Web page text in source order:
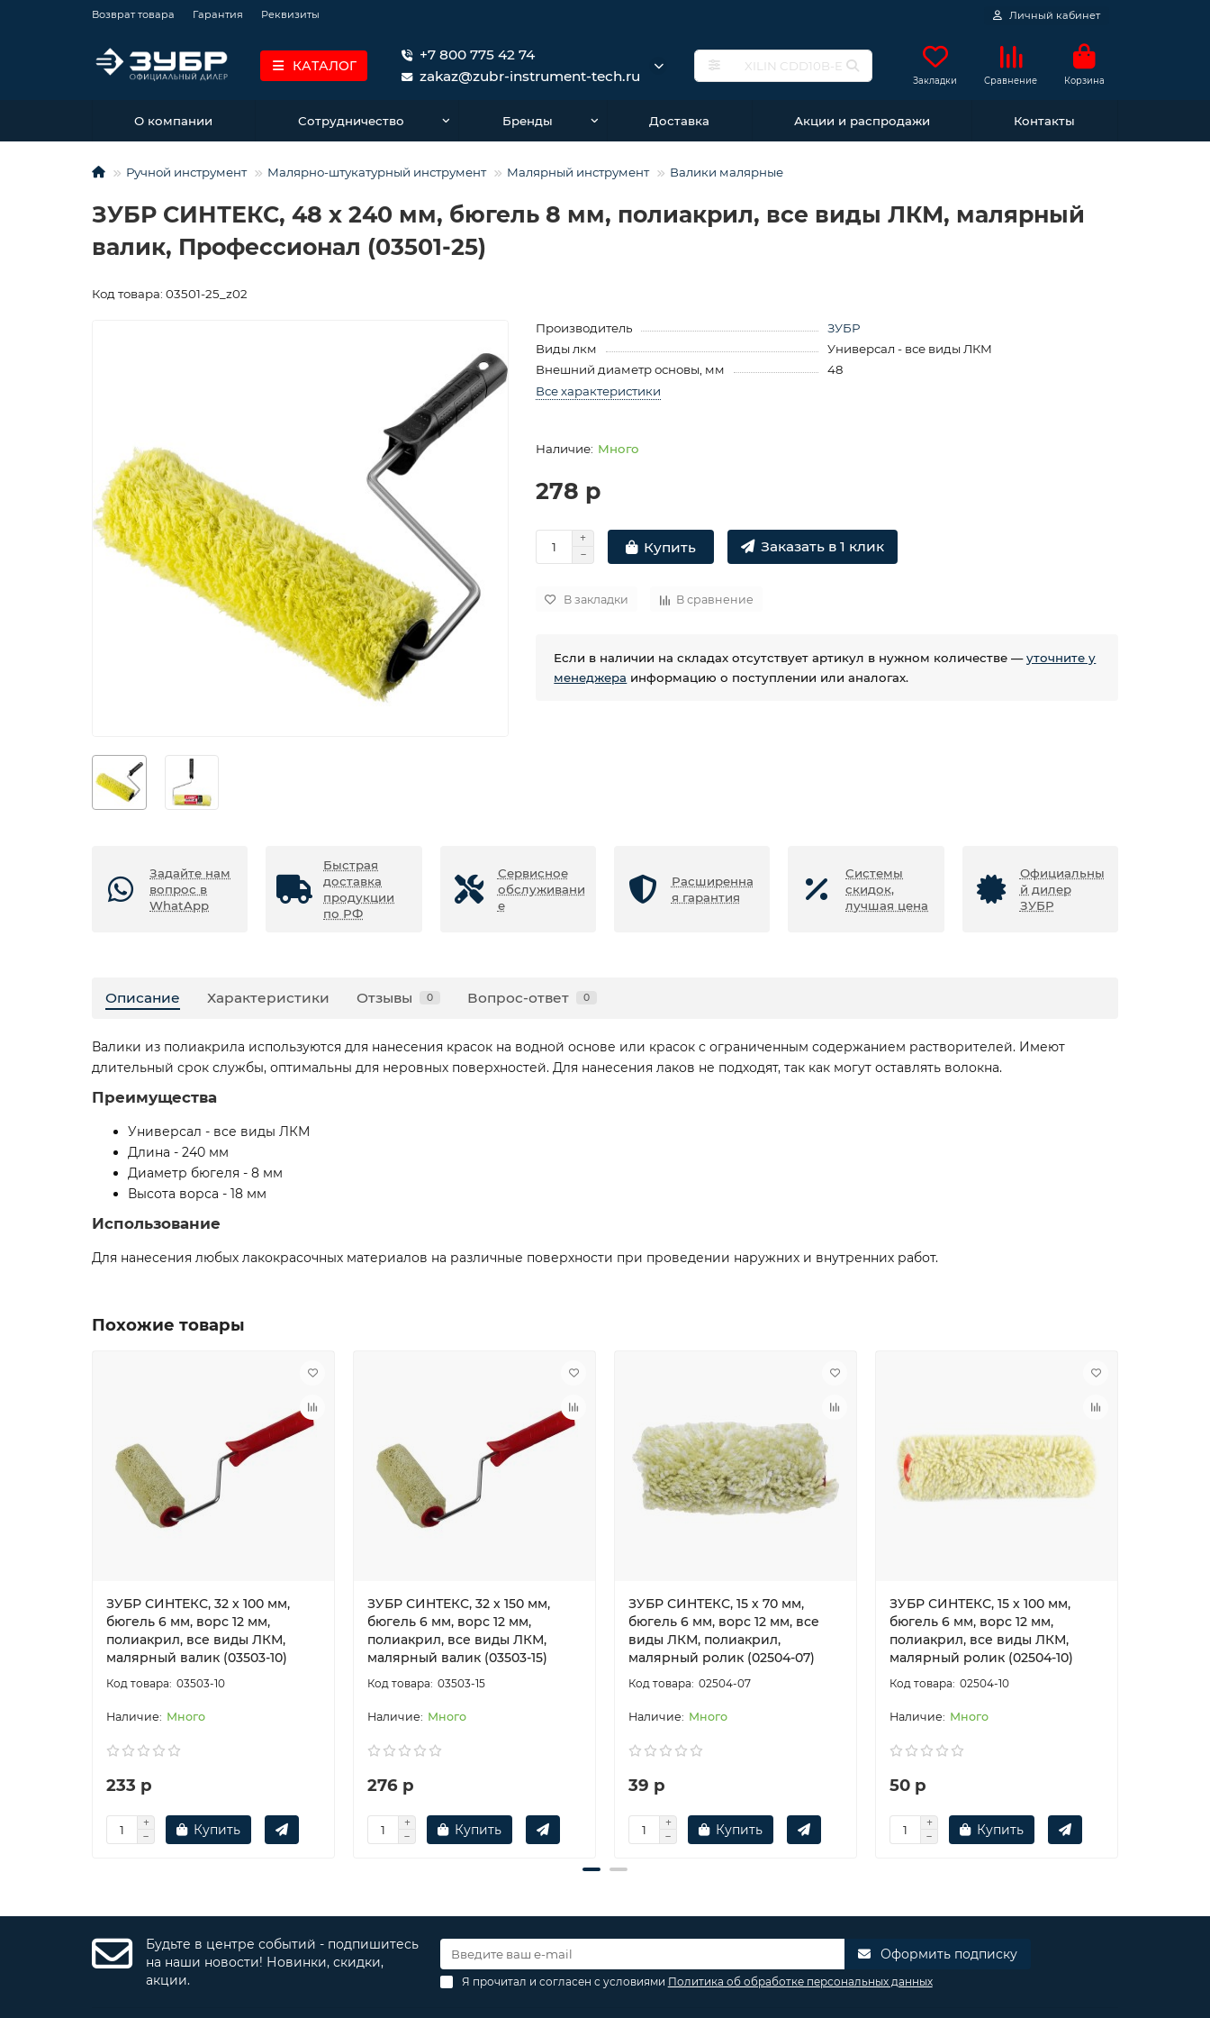
Возврат товара Гарантия Реквизиты Личный кабинет
КАТАЛОГ
+7 800 775 42 74
zakaz@zubr-instrument-tech.ru
Закладки Сравнение Корзина
О компании Сотрудничество Бренды Доставка Акции и распродажи Контакты
Ручной инструмент Малярно-штукатурный инструмент Малярный инструмент Валики малярные
ЗУБР СИНТЕКС, 48 х 240 мм, бюгель 8 мм, полиакрил, все виды ЛКМ, малярный
валик, Профессионал (03501-25)
Код товара: 03501-25_z02
Производитель
ЗУБР
Виды лкм
Универсал - все виды ЛКМ
Внешний диаметр основы, мм
48
Все характеристики
Много
278 р
Купить Заказать в 1 клик
В закладки В сравнение
Если в наличии на складах отсутствует артикул в нужном количестве —уточните у
менеджера информацию о поступлении или аналогах.
Задайте нам
вопрос в
WhatApp
Быстрая
доставка
продукции
по РФ
Сервисное
обслуживани
е
Расширенна
я гарантия
Системы
скидок,
лучшая цена
Официальны
й дилер
ЗУБР
Описание Характеристики Отзывы 0 Вопрос-ответ 0
Валики из полиакрила используются для нанесения красок на водной основе или красок с ограниченным содержанием растворителей. Имеют
длительный срок службы, оптимальны для неровных поверхностей. Для нанесения лаков не подходят, так как могут оставлять волокна.
Преимущества
Универсал - все виды ЛКМ
Длина - 240 мм
Диаметр бюгеля - 8 мм
Высота ворса - 18 мм
Использование
Для нанесения любых лакокрасочных материалов на различные поверхности при проведении наружних и внутренних работ.
Похожие товары
ЗУБР СИНТЕКС, 32 х 100 мм,
бюгель 6 мм, ворс 12 мм,
полиакрил, все виды ЛКМ,
малярный валик (03503-10)
03503-10
Много
233 р
Купить
ЗУБР СИНТЕКС, 32 х 150 мм,
бюгель 6 мм, ворс 12 мм,
полиакрил, все виды ЛКМ,
малярный валик (03503-15)
03503-15
Много
276 р
Купить
ЗУБР СИНТЕКС, 15 х 70 мм,
бюгель 6 мм, ворс 12 мм, все
виды ЛКМ, полиакрил,
малярный ролик (02504-07)
02504-07
Много
39 р
Купить
ЗУБР СИНТЕКС, 15 х 100 мм,
бюгель 6 мм, ворс 12 мм,
полиакрил, все виды ЛКМ,
малярный ролик (02504-10)
02504-10
Много
50 р
Купить
Будьте в центре событий - подпишитесь
на наши новости! Новинки, скидки,
акции.
Оформить подписку
Я прочитал и согласен с условиями Политика об обработке персональных данных